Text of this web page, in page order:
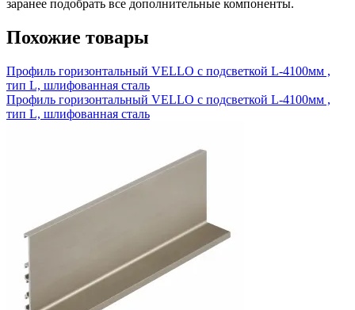
заранее подобрать все дополнительные компоненты.
Похожие товары
Профиль горизонтальный VELLO с подсветкой L-4100мм ,
тип L, шлифованная сталь
Профиль горизонтальный VELLO с подсветкой L-4100мм ,
тип L, шлифованная сталь